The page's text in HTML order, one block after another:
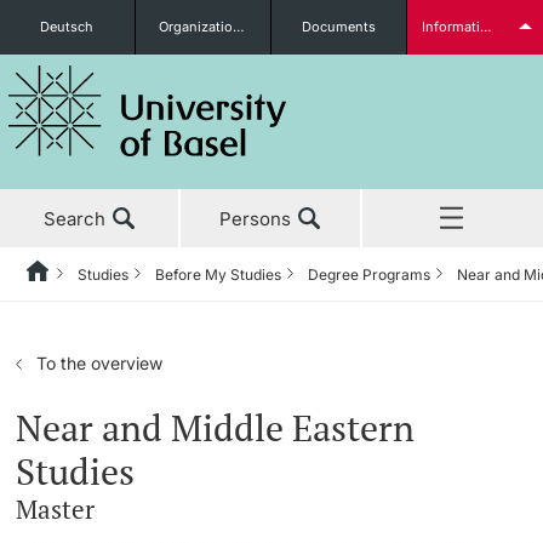
Prospective Students
Further information
Deutsch Organizational units Documents Information for...
Search Persons
News & Events
Studies
Studies
Before My Studies
Degree Programs
Research
HomeBackStudies Before My Studies Degree Programs Near and
To the overview
Near and Middle Eastern
Studies
Master